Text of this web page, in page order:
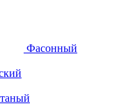
Фасонный